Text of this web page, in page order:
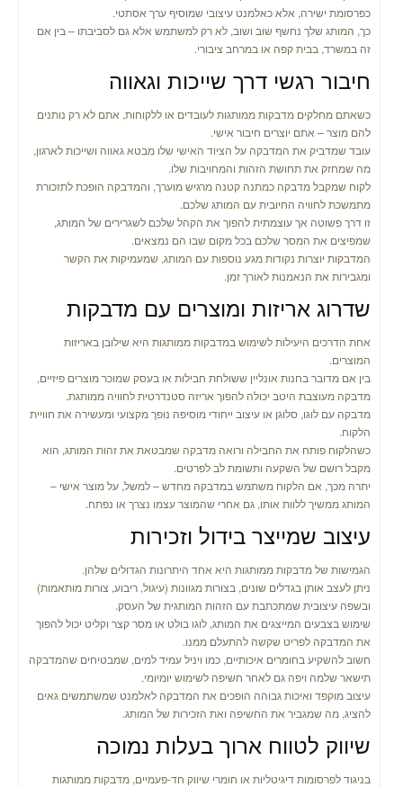
כפרסומת ישירה, אלא כאלמנט עיצובי שמוסיף ערך אסתטי.
כך, המותג שלך נחשף שוב ושוב, לא רק למשתמש אלא גם לסביבתו – בין אם
זה במשרד, בבית קפה או במרחב ציבורי.
חיבור רגשי דרך שייכות וגאווה
כשאתם מחלקים מדבקות ממותגות לעובדים או ללקוחות, אתם לא רק נותנים
להם מוצר – אתם יוצרים חיבור אישי.
עובד שמדביק את המדבקה על הציוד האישי שלו מבטא גאווה ושייכות לארגון,
מה שמחזק את תחושת הזהות והמחויבות שלו.
לקוח שמקבל מדבקה כמתנה קטנה מרגיש מוערך, והמדבקה הופכת לתזכורת
מתמשכת לחוויה החיובית עם המותג שלכם.
זו דרך פשוטה אך עוצמתית להפוך את הקהל שלכם לשגרירים של המותג,
שמפיצים את המסר שלכם בכל מקום שבו הם נמצאים.
המדבקות יוצרות נקודות מגע נוספות עם המותג, שמעמיקות את הקשר
ומגבירות את הנאמנות לאורך זמן.
שדרוג אריזות ומוצרים עם מדבקות
אחת הדרכים היעילות לשימוש במדבקות ממותגות היא שילובן באריזות
המוצרים.
בין אם מדובר בחנות אונליין ששולחת חבילות או בעסק שמוכר מוצרים פיזיים,
מדבקה מעוצבת היטב יכולה להפוך אריזה סטנדרטית לחוויה ממותגת.
מדבקה עם לוגו, סלוגן או עיצוב ייחודי מוסיפה נופך מקצועי ומעשירה את חוויית
הלקוח.
כשהלקוח פותח את החבילה ורואה מדבקה שמבטאת את זהות המותג, הוא
מקבל רושם של השקעה ותשומת לב לפרטים.
יתרה מכך, אם הלקוח משתמש במדבקה מחדש – למשל, על מוצר אישי –
המותג ממשיך ללוות אותו, גם אחרי שהמוצר עצמו נצרך או נפתח.
עיצוב שמייצר בידול וזכירות
הגמישות של מדבקות ממותגות היא אחד היתרונות הגדולים שלהן.
ניתן לעצב אותן בגדלים שונים, בצורות מגוונות (עיגול, ריבוע, צורות מותאמות)
ובשפה עיצובית שמתכתבת עם הזהות המותגית של העסק.
שימוש בצבעים המייצגים את המותג, לוגו בולט או מסר קצר וקליט יכול להפוך
את המדבקה לפריט שקשה להתעלם ממנו.
חשוב להשקיע בחומרים איכותיים, כמו ויניל עמיד למים, שמבטיחים שהמדבקה
תישאר שלמה ויפה גם לאחר חשיפה לשימוש יומיומי.
עיצוב מוקפד ואיכות גבוהה הופכים את המדבקה לאלמנט שמשתמשים גאים
להציג, מה שמגביר את החשיפה ואת הזכירות של המותג.
שיווק לטווח ארוך בעלות נמוכה
בניגוד לפרסומות דיגיטליות או חומרי שיווק חד-פעמיים, מדבקות ממותגות